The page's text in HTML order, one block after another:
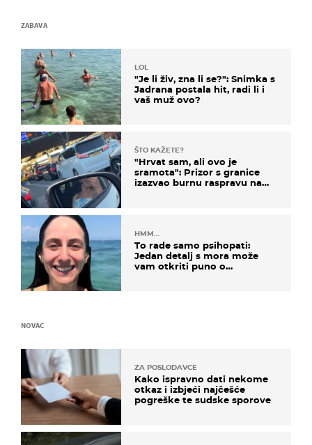
ZABAVA
LOL
"Je li živ, zna li se?": Snimka s
Jadrana postala hit, radi li i
vaš muž ovo?
ŠTO KAŽETE?
"Hrvat sam, ali ovo je
sramota": Prizor s granice
izazvao burnu raspravu na
HMM…
To rade samo psihopati:
Jedan detalj s mora može
vam otkriti puno o
NOVAC
ZA POSLODAVCE
Kako ispravno dati nekome
otkaz i izbjeći najčešće
pogreške te sudske sporove